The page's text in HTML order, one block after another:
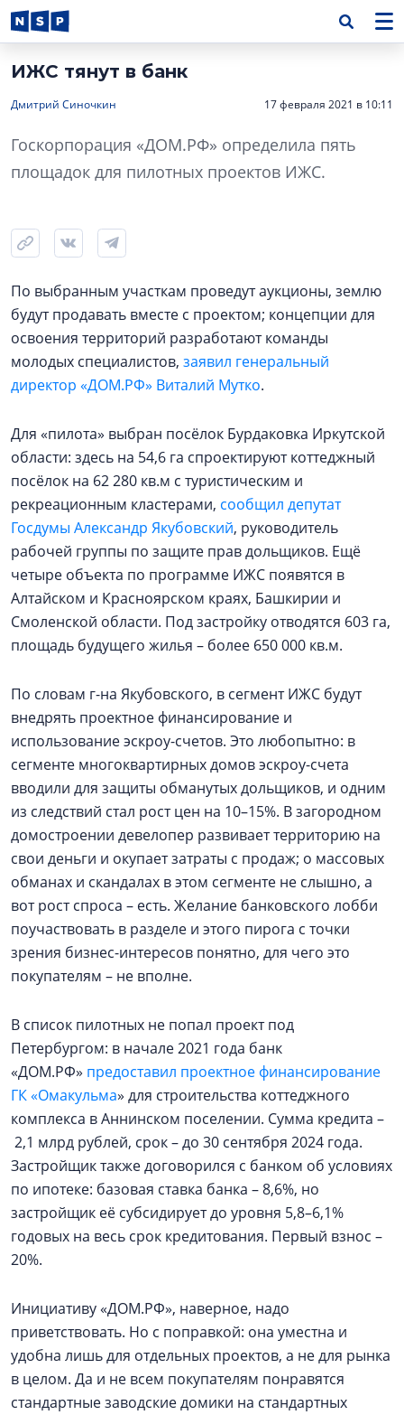
ИЖС тянут в банк
Дмитрий Синочкин 17 февраля 2021 в 10:11
Госкорпорация «ДОМ.РФ» определила пять
площадок для пилотных проектов ИЖС.
По выбранным участкам проведут аукционы, землю
будут продавать вместе с проектом; концепции для
освоения территорий разработают команды
молодых специалистов, заявил генеральный
директор «ДОМ.РФ» Виталий Мутко.
Для «пилота» выбран посёлок Бурдаковка Иркутской
области: здесь на 54,6 га спроектируют коттеджный
посёлок на 62 280 кв.м с туристическим и
рекреационным кластерами, сообщил депутат
Госдумы Александр Якубовский, руководитель
рабочей группы по защите прав дольщиков. Ещё
четыре объекта по программе ИЖС появятся в
Алтайском и Красноярском краях, Башкирии и
Смоленской области. Под застройку отводятся 603 га,
площадь будущего жилья – более 650 000 кв.м.
По словам г-на Якубовского, в сегмент ИЖС будут
внедрять проектное финансирование и
использование эскроу-счетов. Это любопытно: в
сегменте многоквартирных домов эскроу-счета
вводили для защиты обманутых дольщиков, и одним
из следствий стал рост цен на 10–15%. В загородном
домостроении девелопер развивает территорию на
свои деньги и окупает затраты с продаж; о массовых
обманах и скандалах в этом сегменте не слышно, а
вот рост спроса – есть. Желание банковского лобби
поучаствовать в разделе и этого пирога с точки
зрения бизнес-интересов понятно, для чего это
покупателям – не вполне.
В список пилотных не попал проект под
Петербургом: в начале 2021 года банк
«ДОМ.РФ» предоставил проектное финансирование
ГК «Омакульма» для строительства коттеджного
комплекса в Аннинском поселении. Сумма кредита –
2,1 млрд рублей, срок – до 30 сентября 2024 года.
Застройщик также договорился с банком об условиях
по ипотеке: базовая ставка банка – 8,6%, но
застройщик её субсидирует до уровня 5,8–6,1%
годовых на весь срок кредитования. Первый взнос –
20%.
Инициативу «ДОМ.РФ», наверное, надо
приветствовать. Но с поправкой: она уместна и
удобна лишь для отдельных проектов, а не для рынка
в целом. Да и не всем покупателям понравятся
стандартные заводские домики на стандартных